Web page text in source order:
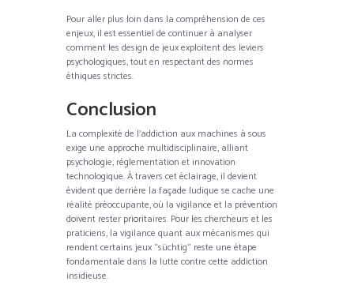
Pour aller plus loin dans la compréhension de ces
enjeux, il est essentiel de continuer à analyser
comment les design de jeux exploitent des leviers
psychologiques, tout en respectant des normes
éthiques strictes.
Conclusion
La complexité de l’addiction aux machines à sous
exige une approche multidisciplinaire, alliant
psychologie, réglementation et innovation
technologique. À travers cet éclairage, il devient
évident que derrière la façade ludique se cache une
réalité préoccupante, où la vigilance et la prévention
doivent rester prioritaires. Pour les chercheurs et les
praticiens, la vigilance quant aux mécanismes qui
rendent certains jeux “süchtig” reste une étape
fondamentale dans la lutte contre cette addiction
insidieuse.